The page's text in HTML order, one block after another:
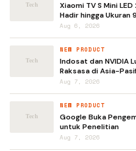
Xiaomi TV S Mini
Hadir hingga Ukuran
Aug 6, 2026
NEW PRODUCT
Indosat dan NVIDIA
Raksasa di Asia-
Aug 7, 2026
NEW PRODUCT
Google Buka
untuk Penelitian
Aug 7, 2026